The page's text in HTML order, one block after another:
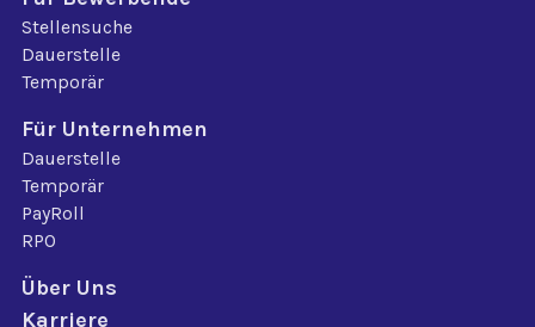
Stellensuche
Dauerstelle
Temporär
Für Unternehmen
Dauerstelle
Temporär
PayRoll
RPO
Über Uns
Karriere